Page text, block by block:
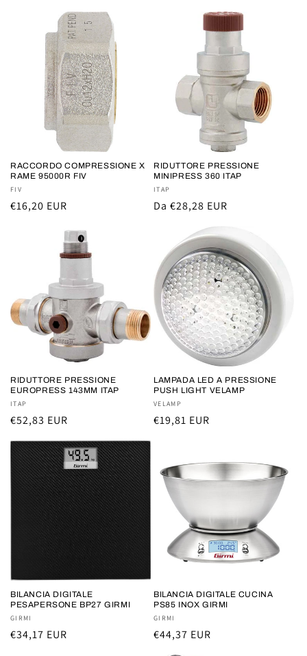
RACCORDO COMPRESSIONE X
RAME 95000R FIV
Fornitore:
FIV
Prezzo
€16,20 EUR
RIDUTTORE PRESSIONE
MINIPRESS 360 ITAP
Fornitore:
ITAP
Prezzo
listino
Da €28,28 EUR
RIDUTTORE PRESSIONE
EUROPRESS 143MM ITAP
Fornitore:
ITAP
Prezzo
listino
€52,83 EUR
LAMPADA LED A PRESSIONE
PUSH LIGHT VELAMP
Fornitore:
VELAMP
Prezzo
€19,81 EUR
BILANCIA DIGITALE
PESAPERSONE BP27 GIRMI
Fornitore:
GIRMI
Prezzo
€34,17 EUR
BILANCIA DIGITALE CUCINA
PS85 INOX GIRMI
Fornitore:
GIRMI
Prezzo
€44,37 EUR